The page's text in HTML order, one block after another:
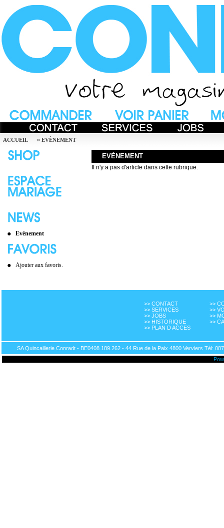
ACCUEIL » EVÈNEMENT
Evènement
Ajouter aux favoris.
EVÈNEMENT
Il n'y a pas d'article dans cette rubrique.
>> CONTACT
>> SERVICES
>> JOBS
>> HISTORIQUE
>> PLAN D ACCES
>>
>>
>>
>>
SA Quincaillerie Conradt - BE0408.189.262 - 44 Rue de la Paix 4800 Verviers Tél: